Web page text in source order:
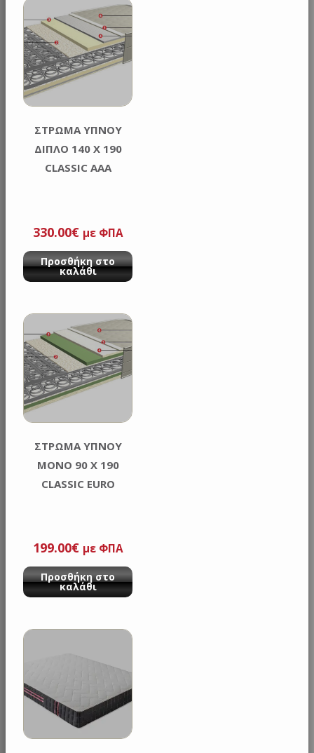
ΣΤΡΩΜΑ ΥΠΝΟΥ
ΔΙΠΛΟ 140 Χ 190
CLASSIC AAA
330.00€ με ΦΠΑ
Προσθήκη στο
καλάθι
ΣΤΡΩΜΑ ΥΠΝΟΥ
ΜΟΝΟ 90 Χ 190
CLASSIC EURO
199.00€ με ΦΠΑ
Προσθήκη στο
καλάθι